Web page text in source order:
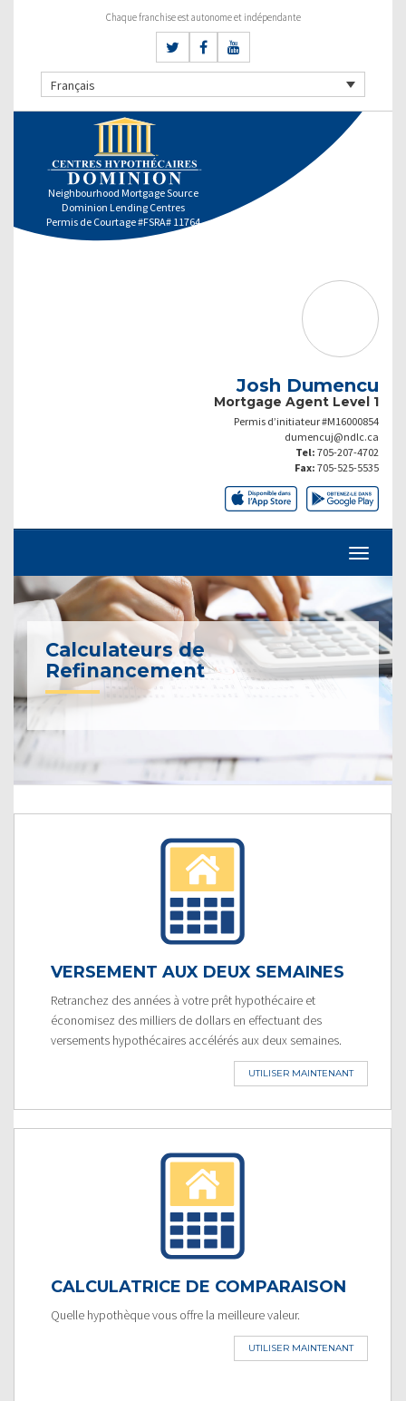
Chaque franchise est autonome et indépendante
Français
Neighbourhood Mortgage Source
Dominion Lending Centres
Permis de Courtage #FSRA# 11764
Josh Dumencu
Mortgage Agent Level 1
Permis d’initiateur #M16000854
dumencuj@ndlc.ca
Tel: 705-207-4702
Fax: 705-525-5535
Calculateurs de
Refinancement
VERSEMENT AUX DEUX SEMAINES
Retranchez des années à votre prêt hypothécaire et
économisez des milliers de dollars en effectuant des
versements hypothécaires accélérés aux deux semaines.
UTILISER MAINTENANT
CALCULATRICE DE COMPARAISON
Quelle hypothèque vous offre la meilleure valeur.
UTILISER MAINTENANT